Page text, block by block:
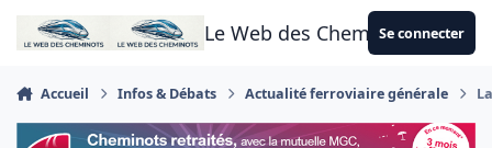
Aller au contenu
Le Web des CheminotsSe connecter
Accueil Infos & Débats Actualité ferroviaire générale